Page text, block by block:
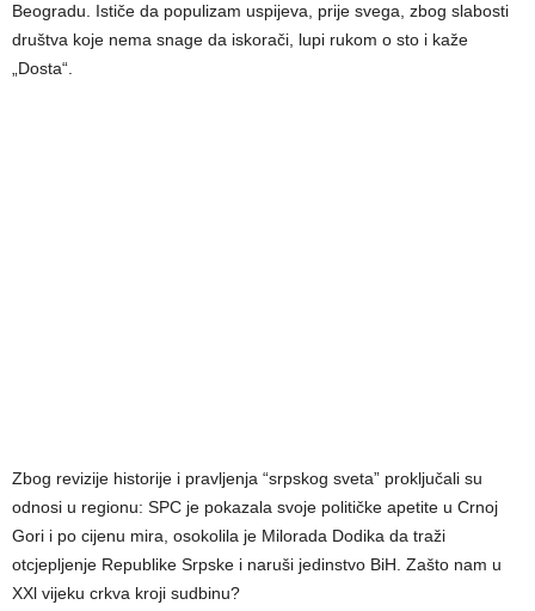
Beogradu. Ističe da populizam uspijeva, prije svega, zbog slabosti
društva koje nema snage da iskorači, lupi rukom o sto i kaže
„Dosta“.
Zbog revizije historije i pravljenja “srpskog sveta” proključali su
odnosi u regionu: SPC je pokazala svoje političke apetite u Crnoj
Gori i po cijenu mira, osokolila je Milorada Dodika da traži
otcjepljenje Republike Srpske i naruši jedinstvo BiH. Zašto nam u
XXl vijeku crkva kroji sudbinu?